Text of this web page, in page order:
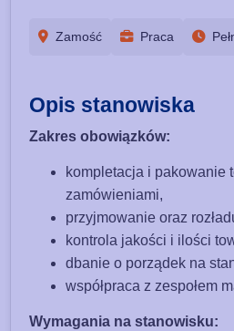
Zamość Praca
Opis stanowiska
Zakres obowiązków:
kompletacja i pakowanie
zamówieniami,
przyjmowanie oraz
kontrola jakości i ilości
dbanie o porządek na
współpraca z zespołem
Wymagania na stanowisku: